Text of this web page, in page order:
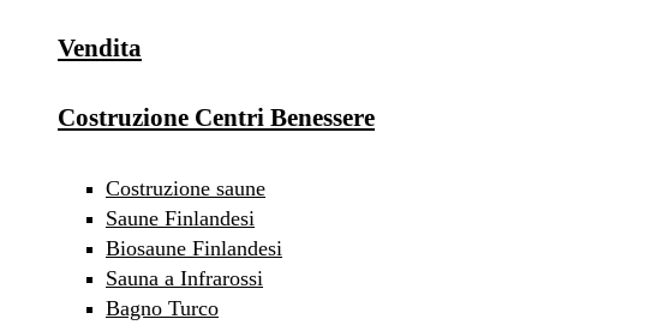
Vendita
Costruzione Centri Benessere
Costruzione saune
Saune Finlandesi
Biosaune Finlandesi
Sauna a Infrarossi
Bagno Turco